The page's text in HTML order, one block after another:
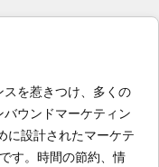
を惹きつけ、多くの
ウンドマーケティン
に設計されたマーケテ
す。時間の節約、情